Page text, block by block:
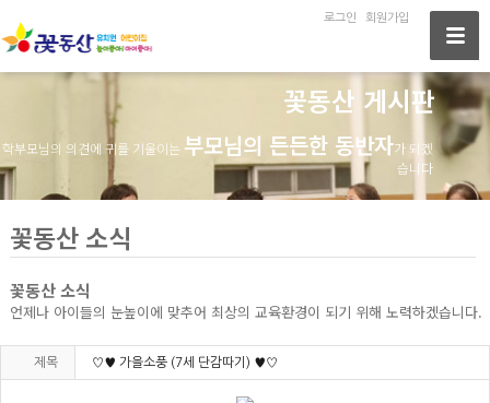
로그인 회원가입
꽃동산 게시판
학부모님의 의견에 귀를 기울이는 부모님의 든든한 동반자가 되겠
습니다
꽃동산 소식
꽃동산 소식
언제나 아이들의 눈높이에 맞추어 최상의 교육환경이 되기 위해 노력하겠습니다.
제목 ♡♥ 가을소풍 (7세 단감따기) ♥♡